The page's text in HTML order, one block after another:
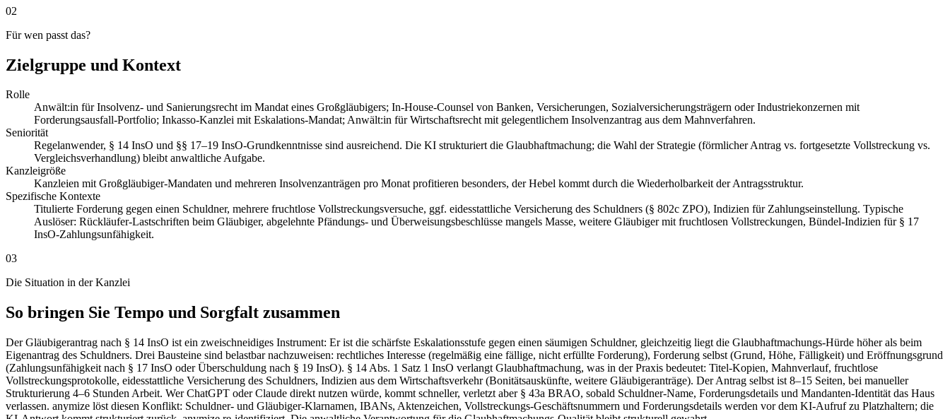
02
Für wen passt das?
Zielgruppe und Kontext
Rolle
Anwält:in für Insolvenz- und Sanierungsrecht im Mandat eines Großgläubigers; In-House-Counsel von Banken, Versicherungen, Sozialversicherungsträgern oder Industriekonzernen mit
Forderungsausfall-Portfolio; Inkasso-Kanzlei mit Eskalations-Mandat; Anwält:in für Wirtschaftsrecht mit gelegentlichem Insolvenzantrag aus dem Mahnverfahren.
Seniorität
Regelanwender, § 14 InsO und §§ 17–19 InsO-Grundkenntnisse sind ausreichend. Die KI strukturiert die Glaubhaftmachung; die Wahl der Strategie (förmlicher Antrag vs. fortgesetzte Vollstreckung vs.
Vergleichsverhandlung) bleibt anwaltliche Aufgabe.
Kanzleigröße
Kanzleien mit Großgläubiger-Mandaten und mehreren Insolvenzanträgen pro Monat profitieren besonders, der Hebel kommt durch die Wiederholbarkeit der Antragsstruktur.
Spezifische Kontexte
Titulierte Forderung gegen einen Schuldner, mehrere fruchtlose Vollstreckungsversuche, ggf. eidesstattliche Versicherung des Schuldners (§ 802c ZPO), Indizien für Zahlungseinstellung. Typische
Auslöser: Rückläufer-Lastschriften beim Gläubiger, abgelehnte Pfändungs- und Überweisungsbeschlüsse mangels Masse, weitere Gläubiger mit fruchtlosen Vollstreckungen, Bündel-Indizien für § 17
InsO-Zahlungsunfähigkeit.
03
Die Situation in der Kanzlei
So bringen Sie Tempo und Sorgfalt zusammen
Der Gläubigerantrag nach § 14 InsO ist ein zweischneidiges Instrument: Er ist die schärfste Eskalationsstufe gegen einen säumigen Schuldner, gleichzeitig liegt die Glaubhaftmachungs-Hürde höher als beim
Eigenantrag des Schuldners. Drei Bausteine sind belastbar nachzuweisen: rechtliches Interesse (regelmäßig eine fällige, nicht erfüllte Forderung), Forderung selbst (Grund, Höhe, Fälligkeit) und Eröffnungsgrund
(Zahlungsunfähigkeit nach § 17 InsO oder Überschuldung nach § 19 InsO). § 14 Abs. 1 Satz 1 InsO verlangt Glaubhaftmachung, was in der Praxis bedeutet: Titel-Kopien, Mahnverlauf, fruchtlose
Vollstreckungsprotokolle, eidesstattliche Versicherung des Schuldners, Indizien aus dem Wirtschaftsverkehr (Bonitätsauskünfte, weitere Gläubigeranträge). Der Antrag selbst ist 8–15 Seiten, bei manueller
Strukturierung 4–6 Stunden Arbeit. Wer ChatGPT oder Claude direkt nutzen würde, kommt schneller, verletzt aber § 43a BRAO, sobald Schuldner-Name, Forderungsdetails und Mandanten-Identität das Haus
verlassen. anymize löst diesen Konflikt: Schuldner- und Gläubiger-Klarnamen, IBANs, Aktenzeichen, Vollstreckungs-Geschäftsnummern und Forderungsdetails werden vor dem KI-Aufruf zu Platzhaltern; die